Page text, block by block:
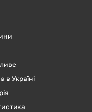
в Україні